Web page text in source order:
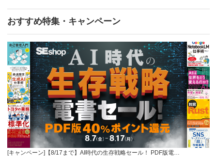
おすすめ特集・キャンペーン
[キャンペーン]【8/17まで】AI時代の生存戦略セール！ PDF版電…